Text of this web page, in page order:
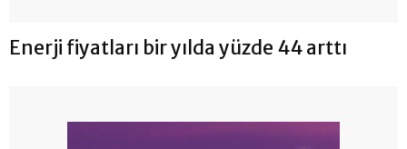
Enerji fiyatları bir yılda yüzde 44 arttı